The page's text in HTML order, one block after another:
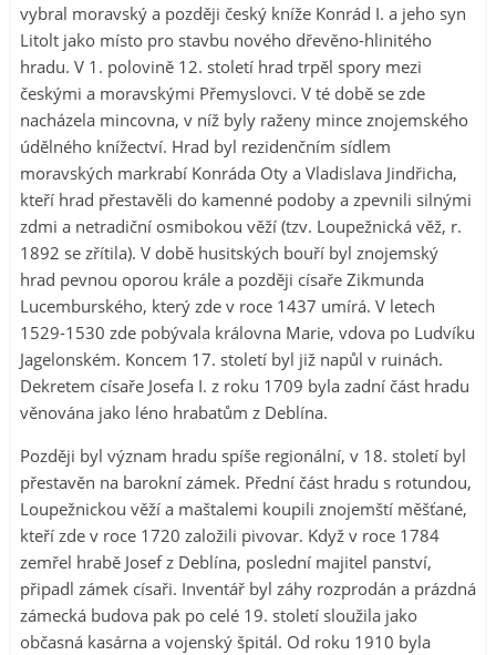
vybral moravský a později český kníže Konrád I. a jeho syn
Litolt jako místo pro stavbu nového dřevěno-hlinitého
hradu. V 1. polovině 12. století hrad trpěl spory mezi
českými a moravskými Přemyslovci. V té době se zde
nacházela mincovna, v níž byly raženy mince znojemského
údělného kní­žectví. Hrad byl rezidenčním sídlem
moravských markrabí Konráda Oty a Vladislava Jindřicha,
kteří hrad přestavěli do kamenné podoby a zpevnili silnými
zdmi a netradiční osmibokou věží (tzv. Loupežnická věž, r.
1892 se zřítila). V době husitských bouří byl znojemský
hrad pevnou oporou krále a později císaře Zikmunda
Lucemburského, který zde v roce 1437 umírá. V letech
1529-1530 zde pobývala královna Marie, vdova po Ludvíku
Jagelonském. Koncem 17. století byl již napůl v ruinách.
Dekretem císaře Josefa I. z roku 1709 byla zadní část hradu
věnována jako léno hrabatům z Deblína.
Později byl význam hradu spíše regionální, v 18. století byl
přestavěn na barokní zámek. Přední část hradu s rotundou,
Loupežnickou věží a maštalemi koupili znojemští měšťané,
kteří zde v roce 1720 založili pivovar. Když v roce 1784
zemřel hrabě Josef z Deblína, poslední majitel panství,
připadl zámek císaři. Inventář byl záhy rozprodán a prázdná
zámecká budova pak po celé 19. století sloužila jako
občasná kasárna a vojenský špitál. Od roku 1910 byla